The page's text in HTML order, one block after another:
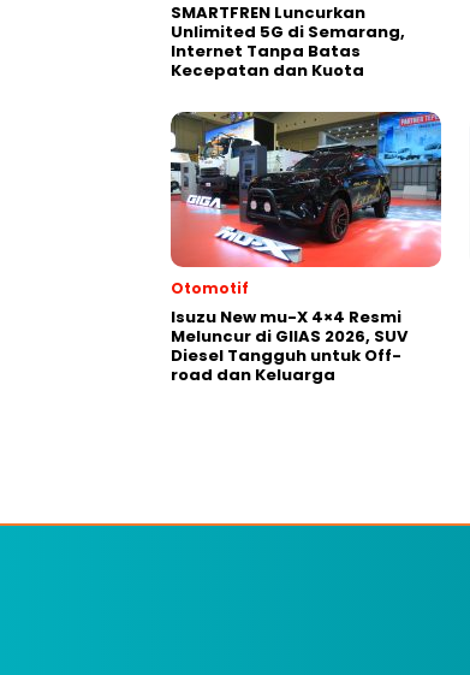
SMARTFREN Luncurkan
Unlimited 5G di Semarang,
Internet Tanpa Batas
Kecepatan dan Kuota
Otomotif
Isuzu New mu-X 4×4 Resmi
Meluncur di GIIAS 2026, SUV
Diesel Tangguh untuk Off-
road dan Keluarga